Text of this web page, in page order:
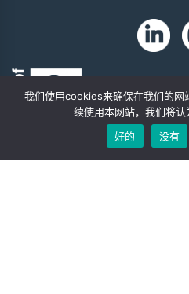
版权 2024 年。Zip-Chem® 产品。
我们使用cookies来确保在我们的网
续使用本网站，我们将认
好的
没有